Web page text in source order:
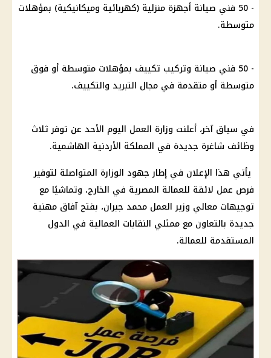
- 50 فني صيانة أجهزة منزلية (كهربائية وميكانيكية) بمؤهلات
متوسطة.
- 50 فني صيانة وتركيب تكييف بمؤهلات متوسطة أو فوق
متوسطة أو متقدمة في مجال التبريد والتكييف.
في سياق آخر، أعلنت وزارة العمل اليوم الأحد عن توفر ثلاث
وظائف شاغرة جديدة في المملكة الأردنية الهاشمية.
يأتي هذا الإعلان في إطار جهود الوزارة المتواصلة لتوفير
فرص عمل لائقة للعمالة المصرية في الخارج، وتماشيًا مع
توجيهات معالي وزير العمل محمد جبران، بفتح آفاق مهنية
جديدة بالتعاون مع ممثلي النقابات العمالية في الدول
المستقدمة للعمالة.